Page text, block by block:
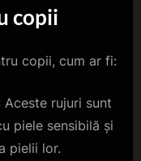
copii
copii, cum ar fi:
Aceste rujuri sunt
piele sensibilă și
pielii lor.